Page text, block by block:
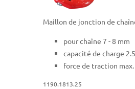
Maillon de jonction de
pour chaîne 7 - 8 mm
capacité de charge
force de traction
1190.1813.25